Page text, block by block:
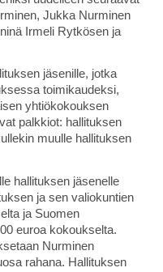
Jukka Nurminen
Irmeli Rytkösen ja
jäsenille, jotka
toimikaudeksi,
yhtiökokouksen
palkkiot: hallituksen
muulle hallituksen
hallituksen jäsenelle
ja sen valiokuntien
ja Suomen
euroa kokoukselta.
Nurminen
rahana. Hallituksen